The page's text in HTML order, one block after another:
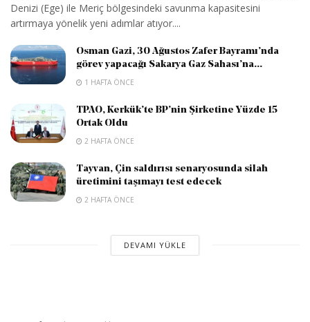
Denizi (Ege) ile Meriç bölgesindeki savunma kapasitesini
artırmaya yönelik yeni adımlar atıyor....
Osman Gazi, 30 Ağustos Zafer Bayramı’nda
görev yapacağı Sakarya Gaz Sahası’na...
1 HAFTA ÖNCE
TPAO, Kerkük’te BP’nin Şirketine Yüzde 15
Ortak Oldu
2 HAFTA ÖNCE
Tayvan, Çin saldırısı senaryosunda silah
üretimini taşımayı test edecek
2 HAFTA ÖNCE
DEVAMI YÜKLE